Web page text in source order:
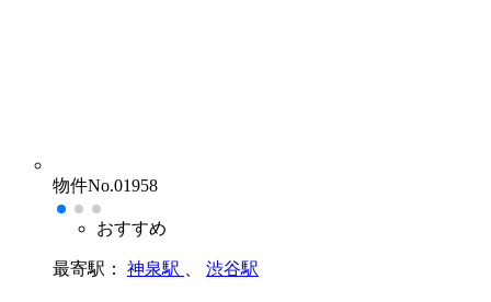
物件No.01958
おすすめ
最寄駅： 神泉駅 渋谷駅